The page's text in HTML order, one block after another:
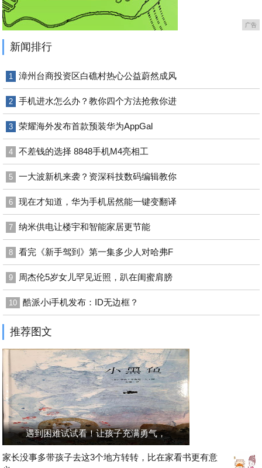
广告
新闻排行
1 漳州台商投资区白礁村热心公益蔚然成风
2 手机进水怎么办？教你四个方法抢救你进
3 荣耀海外发布首款预装华为AppGal
4 不差钱的选择 8848手机M4亮相工
5 一大波新机来袭？资深科技数码编辑教你
6 现在才知道，华为手机居然能一键变翻译
7 纳米供电让楼宇和智能家居更节能
8 看完《新手驾到》第一集多少人对哈弗F
9 周杰伦5岁女儿罕见近照，趴在闺蜜肩膀
10 酷派小i手机发布：ID无边框？
推荐图文
遇到困难试试看！让孩子充满勇气，
家长没事多带孩子去这3个地方转转，比在家看书更有意